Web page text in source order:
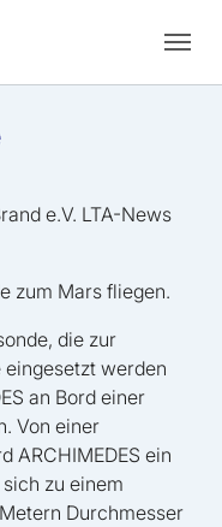
e.V. LTA-News
zum Mars fliegen.
die zur
werden
an Bord einer
Von einer
ARCHIMEDES ein
zu einem
Durchmesser